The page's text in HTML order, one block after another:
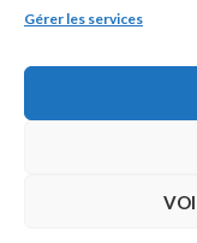
Gérer les services
Politique de